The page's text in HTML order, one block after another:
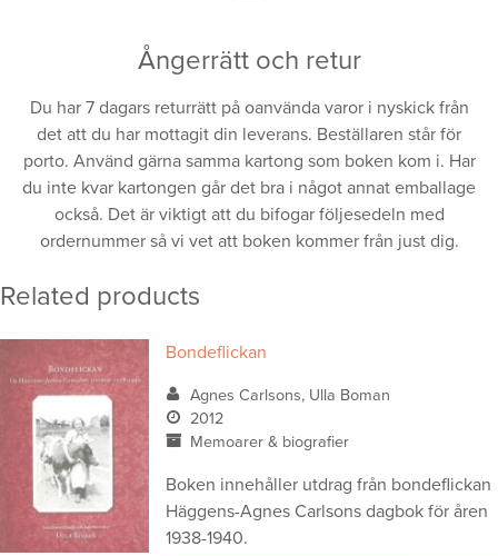
Ångerrätt och retur
Du har 7 dagars returrätt på oanvända varor i nyskick från
det att du har mottagit din leverans. Beställaren står för
porto. Använd gärna samma kartong som boken kom i. Har
du inte kvar kartongen går det bra i något annat emballage
också. Det är viktigt att du bifogar följesedeln med
ordernummer så vi vet att boken kommer från just dig.
Related products
Bondeflickan
Agnes Carlsons, Ulla Boman
2012
Memoarer & biografier
Boken innehåller utdrag från bondeflickan
Häggens-Agnes Carlsons dagbok för åren
1938-1940.